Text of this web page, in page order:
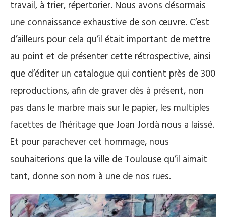
travail, à trier, répertorier. Nous avons désormais
une connaissance exhaustive de son œuvre. C’est
d’ailleurs pour cela qu’il était important de mettre
au point et de présenter cette rétrospective, ainsi
que d’éditer un catalogue qui contient près de 300
reproductions, afin de graver dès à présent, non
pas dans le marbre mais sur le papier, les multiples
facettes de l’héritage que Joan Jordà nous a laissé.
Et pour parachever cet hommage, nous
souhaiterions que la ville de Toulouse qu’il aimait
tant, donne son nom à une de nos rues.